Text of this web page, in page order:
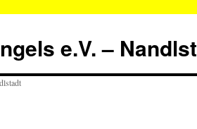
e.V. –